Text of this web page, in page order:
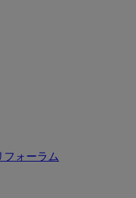
フォーラム